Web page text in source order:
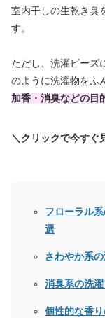
室内干しの生乾き臭
す。
ただし、洗濯ビーズ
のように洗濯物をふ
加香・消臭などの目
＼クリックで今すぐ
フローラル
選
さわやか系
消臭系の洗
個性的な香